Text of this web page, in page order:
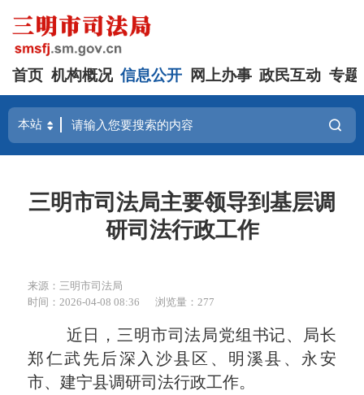
首页 机构概况 信息公开 网上办事 政民互动 专题
三明市司法局主要领导到基层调
研司法行政工作
来源：三明市司法局
时间：2026-04-08 08:36
浏览量：277
近日，三明市司法局党组书记、局长
郑仁武先后深入沙县区、明溪县、永安
市、建宁县调研司法行政工作。